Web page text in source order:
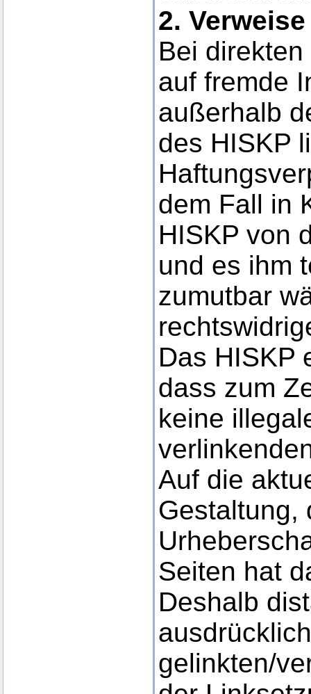
2.
Bei
auf fremde
außerhalb
des HISKP
dem Fall in
HISKP von
und es ihm
zumutbar
Das HISKP
dass zum
keine
Auf die
Gestaltung,
Seiten hat
Deshalb
gelinkten/